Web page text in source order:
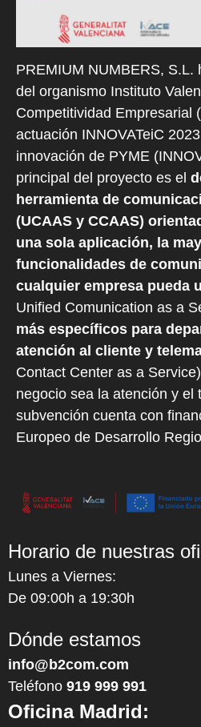
PREMIUM NUMBERS, S.L.
del organismo Instituto
Competitividad Empresarial
actuación INNOVATeiC
innovación de PYME
principal del proyecto es el
herramienta de
(UCAAS y CCAAS)
una sola aplicación, la
funcionalidades de
cualquier empresa pueda
Unified Comunication as a
más específicos para
atención al cliente y
Contact Center as a
negocio sea la atención y el
subvención cuenta con
Europeo de Desarrollo
Horario de nuestras
Lunes a Viernes:
De 09:00h a 19:30h
Dónde estamos
info@b2com.com
Teléfono 919 999 991
Oficina Madrid: